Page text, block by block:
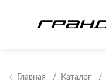
Главная Каталог